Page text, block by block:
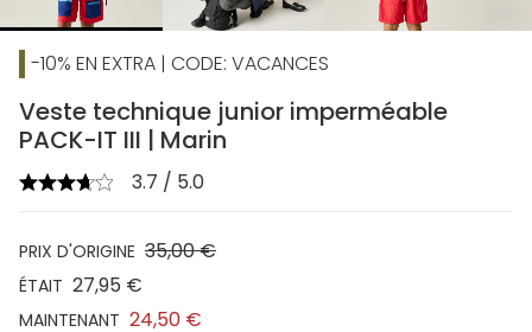
-10% EN EXTRA | CODE: VACANCES
Veste technique junior imperméable
PACK-IT III | Marin
3.7 / 5.0
PRIX D'ORIGINE 35,00 €
ÉTAIT 27,95 €
MAINTENANT 24,50 €